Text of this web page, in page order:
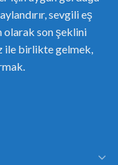
sevgili eş
olarak son şeklini
ile birlikte gelmek,